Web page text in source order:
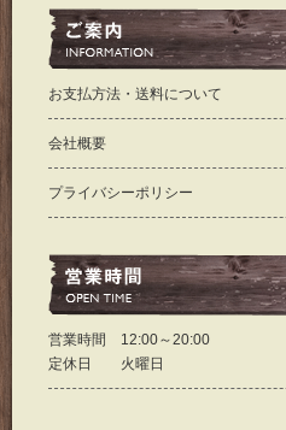
お支払方法・送料について
会社概要
プライバシーポリシー
営業時間 12:00～20:00
定休日 火曜日